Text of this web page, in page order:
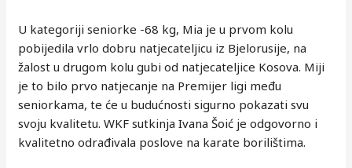
U kategoriji seniorke -68 kg, Mia je u prvom kolu
pobijedila vrlo dobru natjecateljicu iz Bjelorusije, na
žalost u drugom kolu gubi od natjecateljice Kosova. Miji
je to bilo prvo natjecanje na Premijer ligi među
seniorkama, te će u budućnosti sigurno pokazati svu
svoju kvalitetu. WKF sutkinja Ivana Šoić je odgovorno i
kvalitetno odrađivala poslove na karate borilištima.